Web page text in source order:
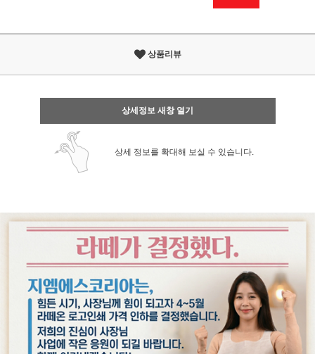
상품리뷰
상세정보 새창 열기
상세 정보를 확대해 보실 수 있습니다.